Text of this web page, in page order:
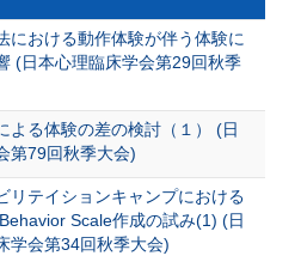
における動作体験が伴う体験に
(日本心理臨床学会第29回秋季
よる体験の差の検討（１） (日
第79回秋季大会)
リテイションキャンプにおける
Scale作成の試み(1) (日
学会第34回秋季大会)